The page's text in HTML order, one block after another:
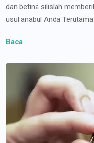
dan betina silislah
usul anabul Anda Terutama
Baca